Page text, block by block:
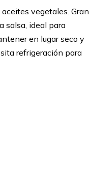
vegetales. Gran
salsa, ideal para
en lugar seco y
refrigeración para